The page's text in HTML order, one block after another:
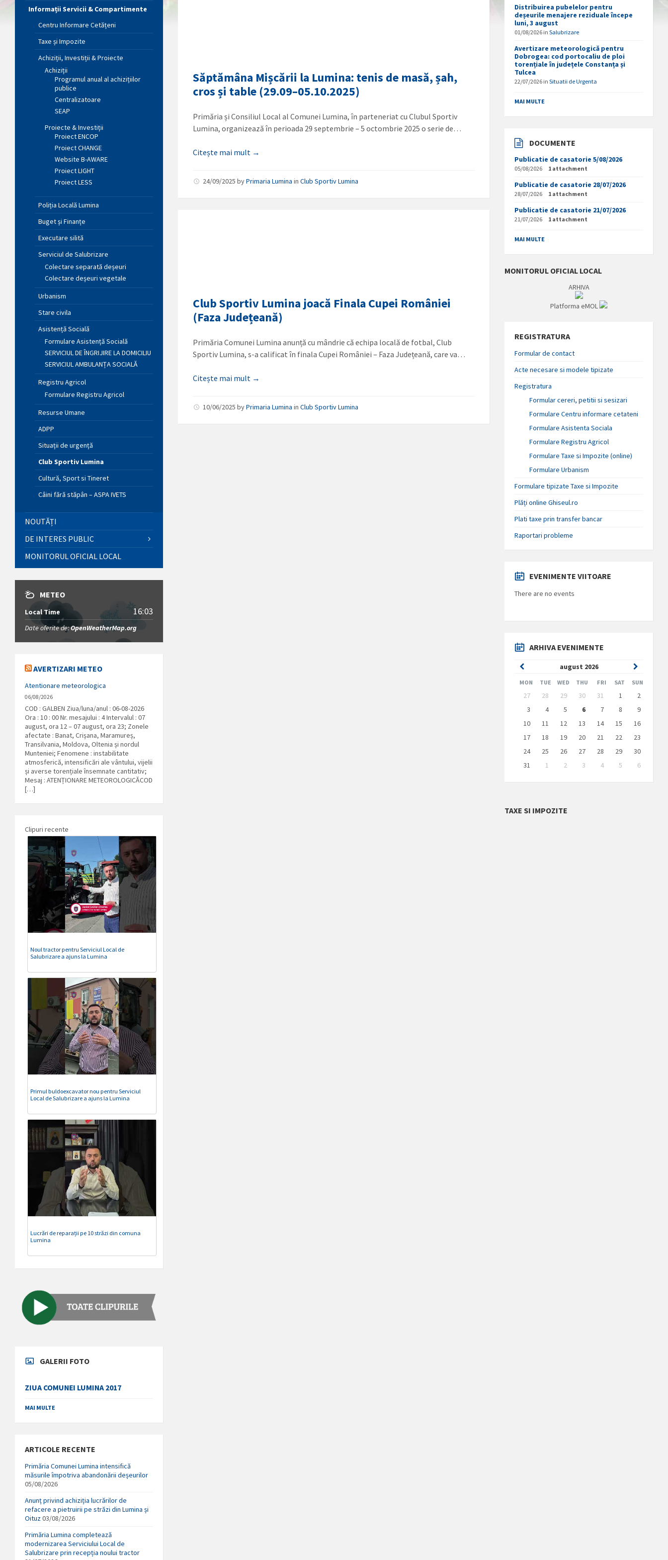
Săptămâna Mișcării la Lumina: tenis de masă, șah,
cros și table (29.09–05.10.2025)
Primăria și Consiliul Local al Comunei Lumina, în parteneriat cu Clubul Sportiv
Lumina, organizează în perioada 29 septembrie – 5 octombrie 2025 o serie de…
Citește mai mult →
24/09/2025byPrimaria Lumina inClub Sportiv Lumina
Club Sportiv Lumina joacă Finala Cupei României
(Faza Județeană)
Primăria Comunei Lumina anunță cu mândrie că echipa locală de fotbal, Club
Sportiv Lumina, s-a calificat în finala Cupei României – Faza Județeană, care va…
Citește mai mult →
10/06/2025byPrimaria Lumina inClub Sportiv Lumina
Informații Servicii & Compartimente
Centru Informare Cetățeni
Taxe și Impozite
Achiziții, Investiții & Proiecte
Achiziții
Programul anual al achizițiilor
publice
Centralizatoare
SEAP
Proiecte & Investiții
Proiect ENCOP
Proiect CHANGE
Website B-AWARE
Proiect LIGHT
Proiect LESS
Poliția Locală Lumina
Buget și Finanțe
Executare silită
Serviciul de Salubrizare
Colectare separată deșeuri
Colectare deșeuri vegetale
Urbanism
Stare civila
Asistență Socială
Formulare Asistență Socială
SERVICIUL DE ÎNGRIJIRE LA DOMICILIU
SERVICIUL AMBULANȚA SOCIALĂ
Registru Agricol
Formulare Registru Agricol
Resurse Umane
ADPP
Situații de urgență
Club Sportiv Lumina
Cultură, Sport si Tineret
Câini fără stăpân – ASPA IVETS
NOUTĂȚI
DE INTERES PUBLIC
MONITORUL OFICIAL LOCAL
METEO
Local Time 16:03
Date oferite de:OpenWeatherMap.org
AVERTIZARI METEO
Atentionare meteorologica
06/08/2026
COD : GALBEN Ziua/luna/anul : 06-08-2026
Ora : 10 : 00 Nr. mesajului : 4 Intervalul : 07
august, ora 12 – 07 august, ora 23; Zonele
afectate : Banat, Crișana, Maramureș,
Transilvania, Moldova, Oltenia și nordul
Munteniei; Fenomene : instabilitate
atmosferică, intensificări ale vântului, vijelii
și averse torențiale însemnate cantitativ;
Mesaj : ATENȚIONARE METEOROLOGICĂCOD
[…]
Clipuri recente
Noul tractor pentru Serviciul Local de
Salubrizare a ajuns la Lumina
Primul buldoexcavator nou pentru Serviciul
Local de Salubrizare a ajuns la Lumina
Lucrări de reparații pe 10 străzi din comuna
Lumina
GALERII FOTO
ZIUA COMUNEI LUMINA 2017
MAI MULTE
ARTICOLE RECENTE
Primăria Comunei Lumina intensifică
măsurile împotriva abandonării deșeurilor
05/08/2026
Anunț privind achiziția lucrărilor de
refacere a pietruirii pe străzi din Lumina și
Oituz03/08/2026
Primăria Lumina completează
modernizarea Serviciului Local de
Salubrizare prin recepția noului tractor
Distribuirea pubelelor pentru
deșeurile menajere reziduale începe
luni, 3 august
01/08/2026 inSalubrizare
Avertizare meteorologică pentru
Dobrogea: cod portocaliu de ploi
torențiale în județele Constanța și
Tulcea
22/07/2026 inSituatii de Urgenta
MAI MULTE
DOCUMENTE
Publicatie de casatorie 5/08/2026
05/08/2026 1 attachment
Publicatie de casatorie 28/07/2026
28/07/2026 1 attachment
Publicatie de casatorie 21/07/2026
21/07/2026 1 attachment
MAI MULTE
MONITORUL OFICIAL LOCAL
ARHIVA
Platforma eMOL
REGISTRATURA
Formular de contact
Acte necesare si modele tipizate
Registratura
Formular cereri, petitii si sesizari
Formulare Centru informare cetateni
Formulare Asistenta Sociala
Formulare Registru Agricol
Formulare Taxe si Impozite (online)
Formulare Urbanism
Formulare tipizate Taxe si Impozite
Plăți online Ghiseul.ro
Plati taxe prin transfer bancar
Raportari probleme
EVENIMENTE VIITOARE
There are no events
ARHIVA EVENIMENTE
august 2026
Previous
Month
Next
Month
MON TUE WED THU FRI SAT SUN
Skip
calendar
days
27 28 29 30 31 1
2
3
4 5 6 7 8
9
10
11 12 13 14 15
16
17
18 19 20 21 22
23
24
25 26 27 28 29
30
31
1 2 3 4 5
6
to
TAXE SI IMPOZITE